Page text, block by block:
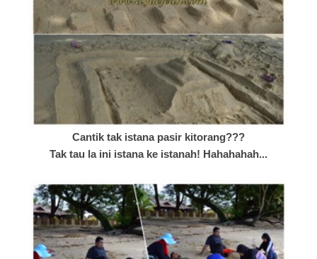
Cantik tak istana pasir kitorang???
Tak tau la ini istana ke istanah! Hahahahah...